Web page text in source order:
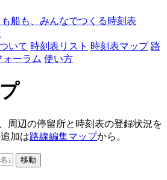
船も、みんなでつくる時刻表
いて 時刻表リスト 時刻表マップ 路
ォーラム 使い方
周辺の停留所と時刻表の登録状況を
加は路線編集マップから。
移動